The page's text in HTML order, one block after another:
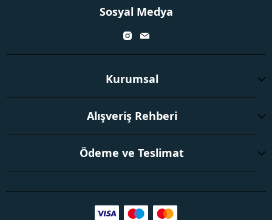
Sosyal Medya
Kurumsal
Alışveriş Rehberi
Ödeme ve Teslimat